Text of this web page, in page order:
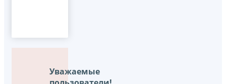
Уважаемые